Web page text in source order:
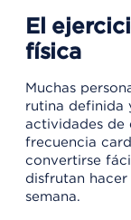
El
física
Muchas
rutina definida
actividades de
frecuencia
convertirse
disfrutan
semana.